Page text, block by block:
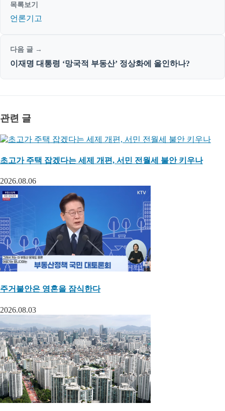
목록보기
언론기고
다음 글 →
이재명 대통령 ‘망국적 부동산’ 정상화에 올인하나?
관련 글
초고가 주택 잡겠다는 세제 개편, 서민 전월세 불안 키우나
2026.08.06
주거불안은 영혼을 잠식한다
2026.08.03